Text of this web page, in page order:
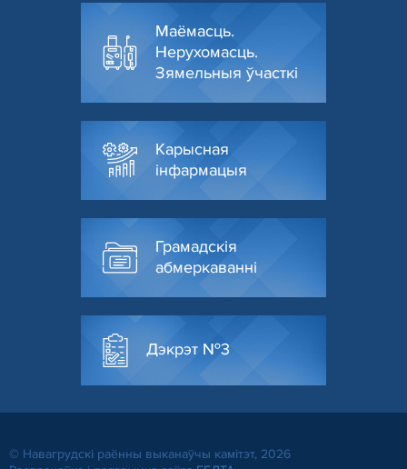
Маёмасць.
Нерухомасць.
Зямельныя ўчасткі
Карысная
інфармацыя
Грамадскія
абмеркаванні
Дэкрэт №3
© Навагрудскі раённы выканаўчы камітэт, 2026